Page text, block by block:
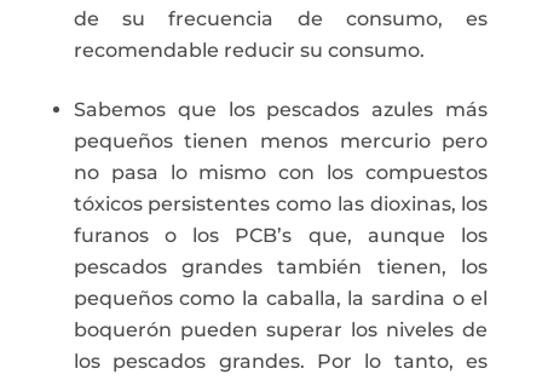
de su frecuencia de consumo, es
recomendable reducir su consumo.
Sabemos que los pescados azules más
pequeños tienen menos mercurio pero
no pasa lo mismo con los compuestos
tóxicos persistentes como las dioxinas, los
furanos o los PCB’s que, aunque los
pescados grandes también tienen, los
pequeños como la caballa, la sardina o el
boquerón pueden superar los niveles de
los pescados grandes. Por lo tanto, es